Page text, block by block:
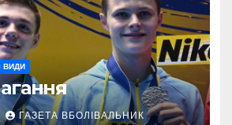
ВИДИ
ГАЗЕТА ВБОЛІВАЛЬНИК